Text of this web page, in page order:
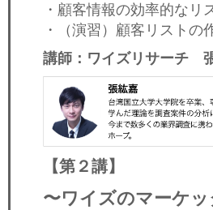
・顧客情報の効率的なリ
・（演習）顧客リストの
講師：ワイズリサーチ
【第２講】
〜ワイズのマーケ